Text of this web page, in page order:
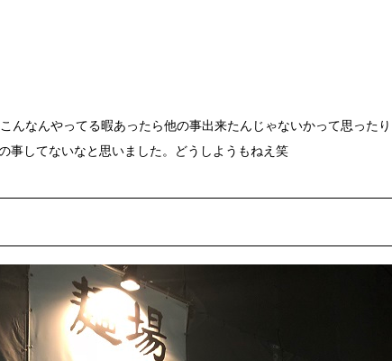
んなんやってる暇あったら他の事出来たんじゃないかって思った
事してないなと思いました。どうしようもねえ笑